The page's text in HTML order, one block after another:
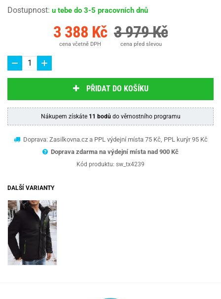
Dostupnost: u tebe do 3-5 pracovních dnů
3 388 Kč
cena včetně DPH
3 979 Kč
cena před slevou
PŘIDAT DO KOŠÍKU
Nákupem získáte 11 bodů do věrnostního programu
Doprava: Zasilkovna.cz a PPL výdejní místa 75 Kč, PPL kurýr 95 Kč
Doprava zdarma na výdejní místa nad 900 Kč
Kód produktu: sw_tx4239
DALŠÍ VARIANTY